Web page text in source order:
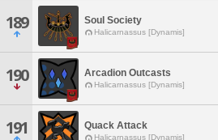
189 Soul Society
Halicarnassus [Dynamis]
190 Arcadion Outcasts
Halicarnassus [Dynamis]
191 Quack Attack
Halicarnassus [Dynamis]